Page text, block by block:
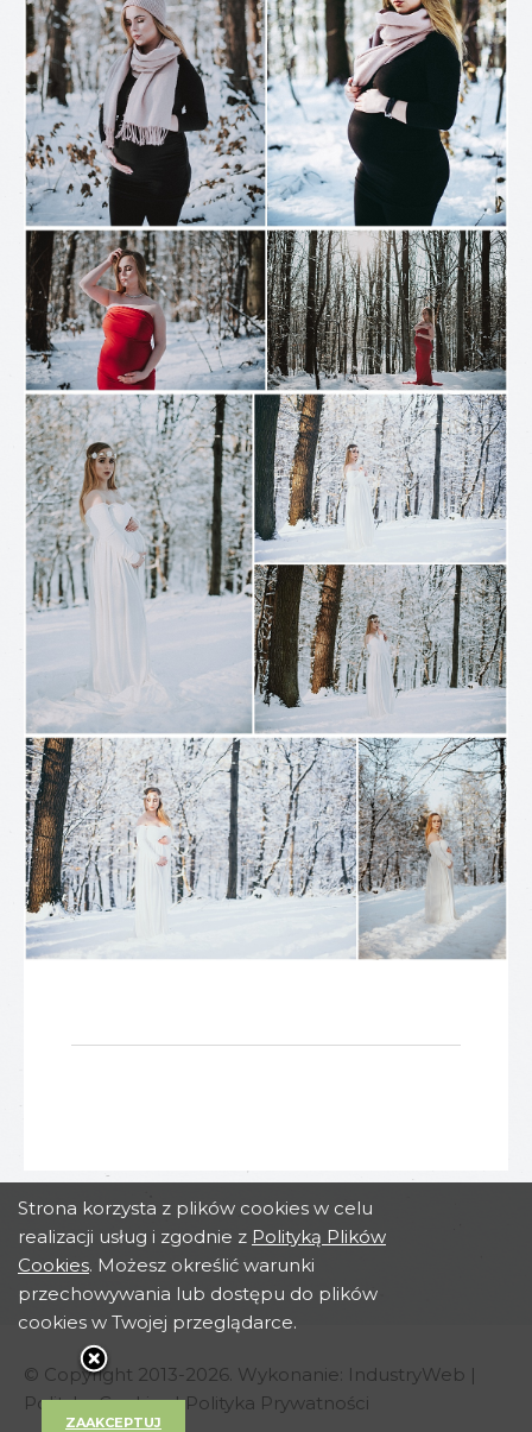
Strona korzysta z plików cookies w celu
realizacji usług i zgodnie z Polityką Plików
Cookies. Możesz określić warunki
przechowywania lub dostępu do plików
cookies w Twojej przeglądarce.
ZAAKCEPTUJ
© Copyright 2013-2026. Wykonanie: IndustryWeb |
Polityka Cookies|Polityka Prywatności